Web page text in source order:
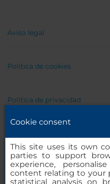
Aviso legal
Política de cookies
Política de privacidad
Cookie consent
This site uses its own
parties to support
experience,
content relating to your
statistical analysis on